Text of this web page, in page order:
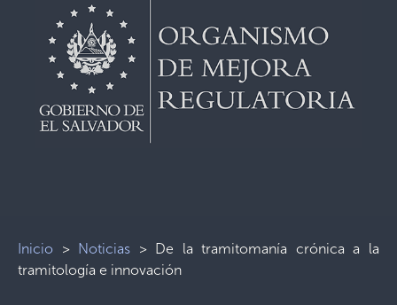
Inicio > Noticias > De la tramitomanía crónica a la
tramitología e innovación